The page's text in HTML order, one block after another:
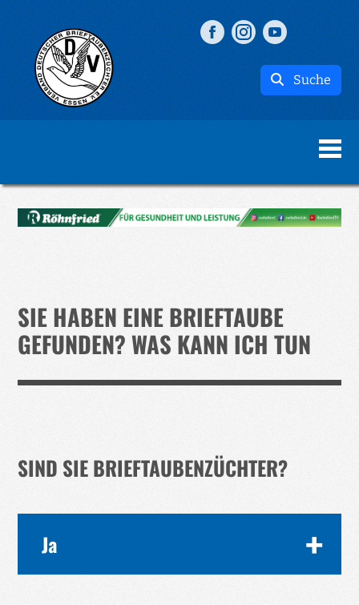
Suche
SIE HABEN EINE BRIEFTAUBE
GEFUNDEN? WAS KANN ICH TUN
SIND SIE BRIEFTAUBENZÜCHTER?
Ja